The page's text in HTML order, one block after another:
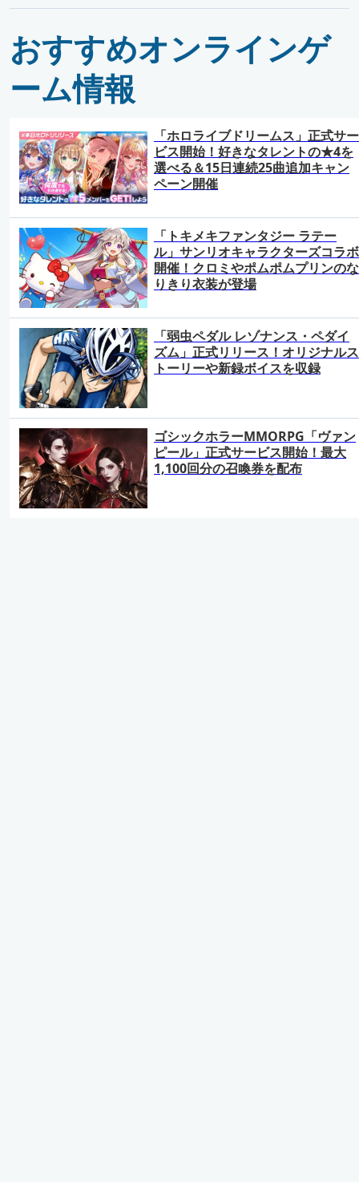
おすすめオンラインゲ
ーム情報
「ホロライブドリームス」正式サー
ビス開始！好きなタレントの★4を
選べる＆15日連続25曲追加キャン
ペーン開催
「トキメキファンタジー ラテー
ル」サンリオキャラクターズコラボ
開催！クロミやポムポムプリンのな
りきり衣装が登場
「弱虫ペダル レゾナンス・ペダイ
ズム」正式リリース！オリジナルス
トーリーや新録ボイスを収録
ゴシックホラーMMORPG「ヴァン
ピール」正式サービス開始！最大
1,100回分の召喚券を配布